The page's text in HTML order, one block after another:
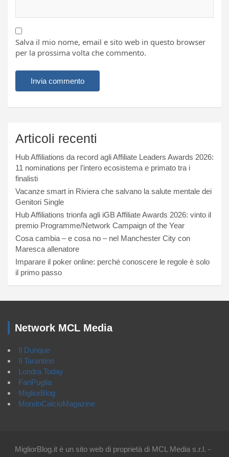
Salva il mio nome, email e sito web in questo browser
per la prossima volta che commento.
Articoli recenti
Hub Affiliations da record agli Affiliate Leaders Awards 2026:
11 nominations per l’intero ecosistema e primato tra i
finalisti
Vacanze smart in Riviera che salvano la salute mentale dei
Genitori Single
Hub Affiliations trionfa agli iGB Affiliate Awards 2026: vinto il
premio Programme/Network Campaign of the Year
Cosa cambia – e cosa no – nel Manchester City con
Maresca allenatore
Imparare il poker online: perché conoscere le regole è solo
il primo passo
Network MCL Media
Il Dunque
Il Tarantino
Londra Today
FanPuglia
MigliorBlog
MondoCalcioMagazine
MigliorBlog.it è un sito web di proprietà di MCL Media s.r.l. -